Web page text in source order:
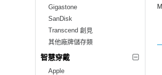
Gigastone
SanDisk
Transcend 創見
其他廠牌儲存類
智慧穿戴
Apple